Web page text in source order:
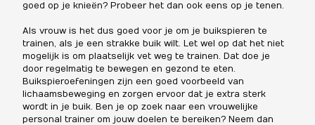
goed op je knieën? Probeer het dan ook eens op je tenen.
Als vrouw is het dus goed voor je om je buikspieren te
trainen, als je een strakke buik wilt. Let wel op dat het niet
mogelijk is om plaatselijk vet weg te trainen. Dat doe je
door regelmatig te bewegen en gezond te eten.
Buikspieroefeningen zijn een goed voorbeeld van
lichaamsbeweging en zorgen ervoor dat je extra sterk
wordt in je buik. Ben je op zoek naar een vrouwelijke
personal trainer om jouw doelen te bereiken? Neem dan